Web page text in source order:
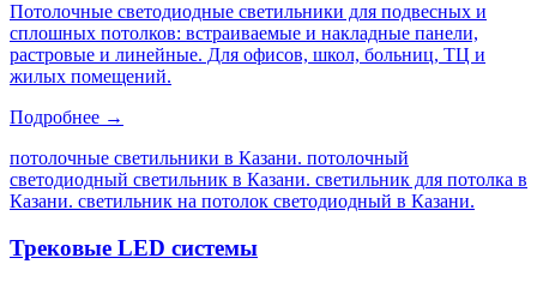
Потолочные светодиодные светильники для подвесных и
сплошных потолков: встраиваемые и накладные панели,
растровые и линейные. Для офисов, школ, больниц, ТЦ и
жилых помещений.
Подробнее →
потолочные светильники в Казани. потолочный
светодиодный светильник в Казани. светильник для потолка в
Казани. светильник на потолок светодиодный в Казани.
Трековые LED системы